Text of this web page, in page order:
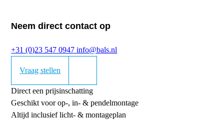
Neem direct contact op
+31 (0)23 547 0947info@bals.nl
Vraag stellen
Direct een prijsinschatting
Geschikt voor op-, in- & pendelmontage
Altijd inclusief licht- & montageplan